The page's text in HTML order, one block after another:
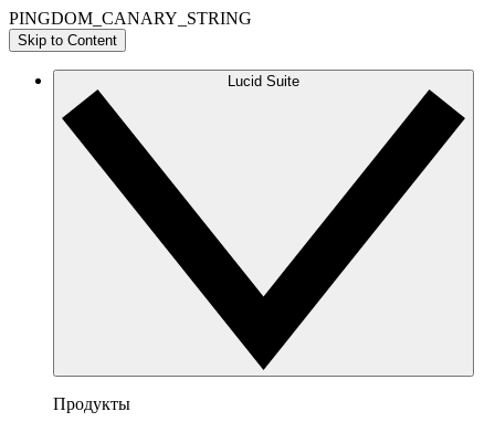
PINGDOM_CANARY_STRING
Skip to Content
Lucid Suite
Продукты